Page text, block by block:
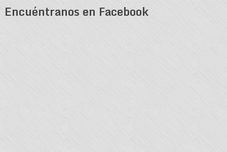
Encuéntranos en Facebook